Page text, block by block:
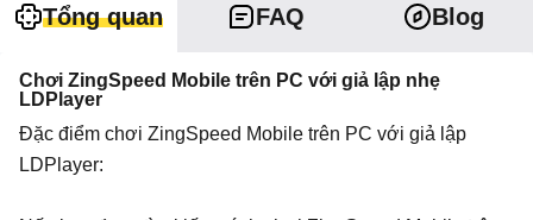
Tổng quan FAQ Blog
Chơi ZingSpeed Mobile trên PC với giả lập nhẹ
LDPlayer
Đặc điểm chơi ZingSpeed Mobile trên PC với giả lập
LDPlayer: